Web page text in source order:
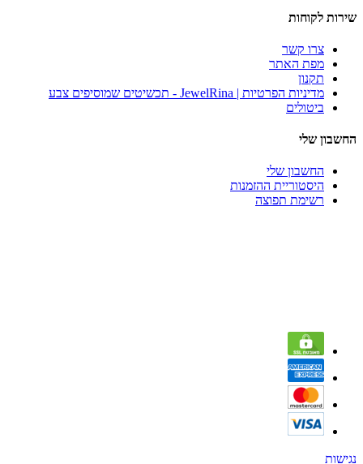
שירות לקוחות
צרו קשר
מפת האתר
תקנון
מדיניות הפרטיות | JewelRina - תכשיטים שמוסיפים צבע
ביטולים
החשבון שלי
החשבון שלי
היסטוריית ההזמנות
רשימת תפוצה
נגישות